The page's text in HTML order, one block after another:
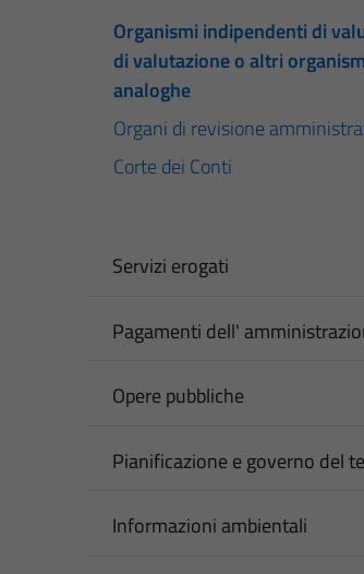
Organismi indipendenti di
di valutazione o altri
analoghe
Organi di revisione
Corte dei Conti
Servizi erogati
Pagamenti dell'
Opere pubbliche
Pianificazione e governo del
Informazioni ambientali